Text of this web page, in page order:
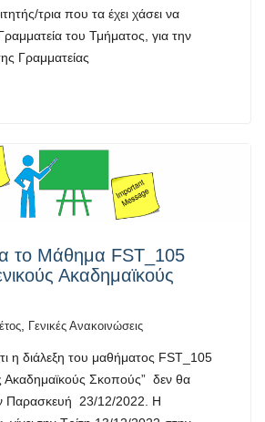
τρια που τα έχει χάσει να
του Τμήματος, για την
Γραμματείας
το Μάθημα FST_105
Ακαδημαϊκούς
, Γενικές Ανακοινώσεις
η διάλεξη του μαθήματος FST_105
Ακαδημαϊκούς Σκοπούς” δεν θα
Παρασκευή 23/12/2022. Η